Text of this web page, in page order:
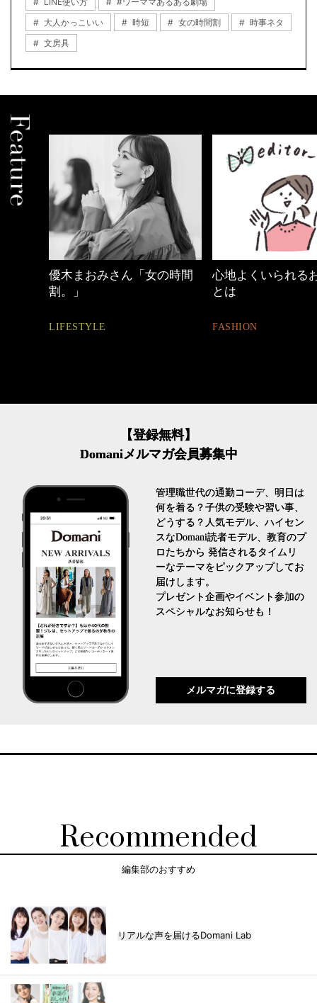
大人かっこいい
時短 女の時間割
時事ネタ
文房具
優木まおみさん「女の時間
割。」
LIFESTYLE
心地よくいられる
とは
FASHION
【登録無料】
Domaniメルマガ会員募集中
管理職世代の通勤コーデ、明日は
何を着る？子供の受験や習い事、
どうする？人気モデル、ハイセン
スなDomani読者モデル、教育のプ
ロたちから 発信されるタイムリ
ーなテーマをピックアップしてお
届けします。
プレゼント企画やイベント参加の
スペシャルなお知らせも！
メルマガに登録する
Recommended
編集部のおすすめ
リアルな声を届けるDomani Lab